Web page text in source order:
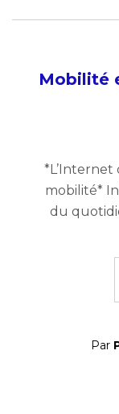
Mobilité
*L’Internet
mobilité*
du
Par